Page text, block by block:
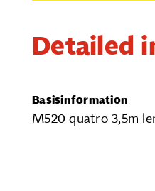
Detailed
Basisinformation
M520 quatro 3,5m